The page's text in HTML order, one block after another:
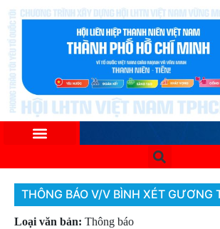
THÔNG BÁO V/V BÌNH XÉT
Loại văn bản: Thông báo